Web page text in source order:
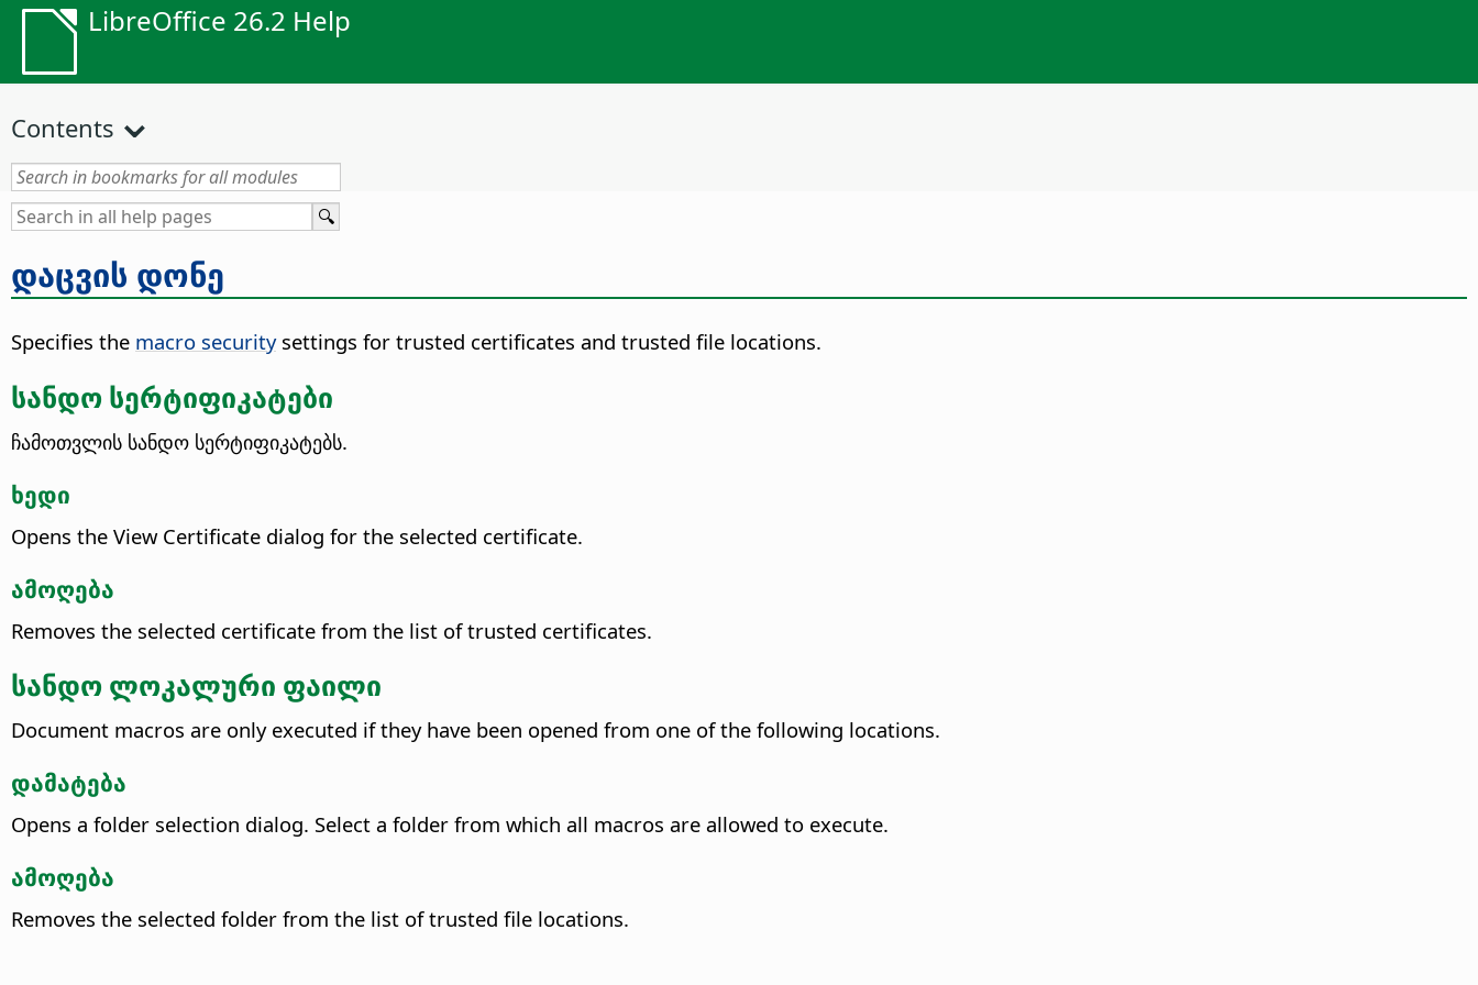
LibreOffice 26.2 Help
Contents
დაცვის დონე
Specifies the macro securitysettings for trusted certificates and trusted file locations.
სანდო სერტიფიკატები
ჩამოთვლის სანდო სერტიფიკატებს.
ხედი
Opens the View Certificate dialog for the selected certificate.
ამოღება
Removes the selected certificate from the list of trusted certificates.
სანდო ლოკალური ფაილი
Document macros are only executed if they have been opened from one of the following locations.
დამატება
Opens a folder selection dialog. Select a folder from which all macros are allowed to execute.
ამოღება
Removes the selected folder from the list of trusted file locations.